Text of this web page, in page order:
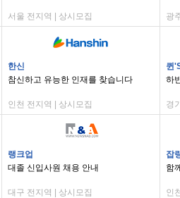
서울 전지역 | 상시모집 광
한신
참신하고 유능한 인재를 찾습니다
인천 전지역 | 상시모집
퀸
하
경
랭크업
대졸 신입사원 채용 안내
대구 전지역 | 상시모집
잡
함
인